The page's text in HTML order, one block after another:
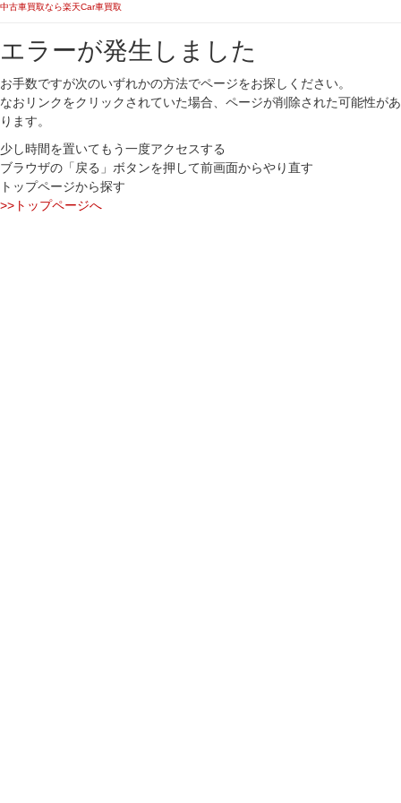
中古車買取なら楽天Car車買取
エラーが発生しました
お手数ですが次のいずれかの方法でページをお探しください。
なおリンクをクリックされていた場合、ページが削除された可能性があ
ります。
少し時間を置いてもう一度アクセスする
ブラウザの「戻る」ボタンを押して前画面からやり直す
トップページから探す
>>トップページへ